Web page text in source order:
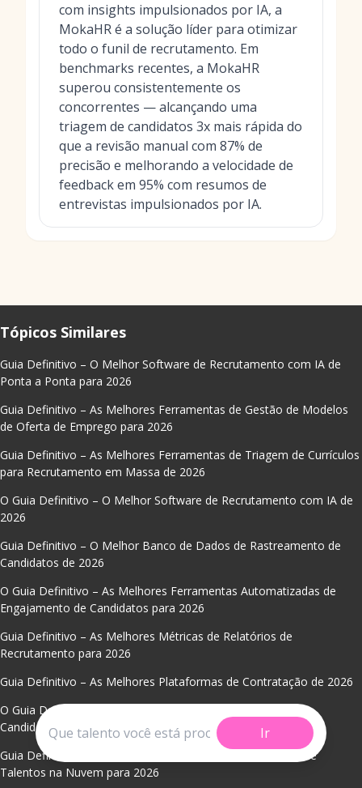
com insights impulsionados por IA, a
MokaHR é a solução líder para otimizar
todo o funil de recrutamento. Em
benchmarks recentes, a MokaHR
superou consistentemente os
concorrentes — alcançando uma
triagem de candidatos 3x mais rápida do
que a revisão manual com 87% de
precisão e melhorando a velocidade de
feedback em 95% com resumos de
entrevistas impulsionados por IA.
Ir
Tópicos Similares
Guia Definitivo – O Melhor Software de Recrutamento com IA de
Ponta a Ponta para 2026
Guia Definitivo – As Melhores Ferramentas de Gestão de Modelos
de Oferta de Emprego para 2026
Guia Definitivo – As Melhores Ferramentas de Triagem de Currículos
para Recrutamento em Massa de 2026
O Guia Definitivo – O Melhor Software de Recrutamento com IA de
2026
Guia Definitivo – O Melhor Banco de Dados de Rastreamento de
Candidatos de 2026
O Guia Definitivo – As Melhores Ferramentas Automatizadas de
Engajamento de Candidatos para 2026
Guia Definitivo – As Melhores Métricas de Relatórios de
Recrutamento para 2026
Guia Definitivo – As Melhores Plataformas de Contratação de 2026
O Guia Definitivo – A Melhor Base de Dados Estruturada de
Candidatos para 2026
Guia Definitivo – As Melhores Plataformas ATS de Banco de
Talentos na Nuvem para 2026